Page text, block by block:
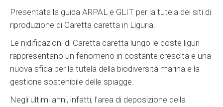
Presentata la guida ARPAL e GLIT per la tutela dei siti di
riproduzione di Caretta caretta in Liguria.
Le nidificazioni di Caretta caretta lungo le coste liguri
rappresentano un fenomeno in costante crescita e una
nuova sfida per la tutela della biodiversità marina e la
gestione sostenibile delle spiagge.
Negli ultimi anni, infatti, l’area di deposizione della